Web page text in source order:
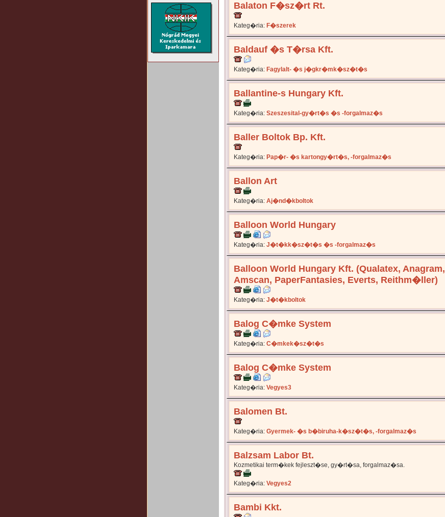
Balaton F�sz�rt Rt.
Kateg�ria: F�szerek
Baldauf �s T�rsa Kft.
Kateg�ria: Fagylalt- �s j�gkr�mk�sz�t�s
Ballantine-s Hungary Kft.
Kateg�ria: Szeszesital-gy�rt�s �s -forgalmaz�s
Baller Boltok Bp. Kft.
Kateg�ria: Pap�r- �s kartongy�rt�s, -forgalmaz�s
Ballon Art
Kateg�ria: Aj�nd�kboltok
Balloon World Hungary
Kateg�ria: J�t�kk�sz�t�s �s -forgalmaz�s
Balloon World Hungary Kft. (Qualatex, Anagram,
Amscan, PaperFantasies, Everts, Reithm�ller)
Kateg�ria: J�t�kboltok
Balog C�mke System
Kateg�ria: C�mkek�sz�t�s
Balog C�mke System
Kateg�ria: Vegyes3
Balomen Bt.
Kateg�ria: Gyermek- �s b�biruha-k�sz�t�s, -forgalmaz�s
Balzsam Labor Bt.
Kozmetikai term�kek fejleszt�se, gy�rt�sa, forgalmaz�sa.
Kateg�ria: Vegyes2
Bambi Kkt.